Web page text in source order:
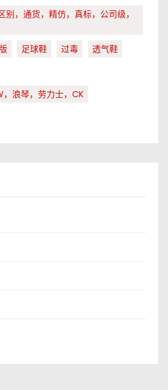
，通货，精仿，真标，公司级，
足球鞋 过毒
透气鞋
浪琴，劳力士，CK